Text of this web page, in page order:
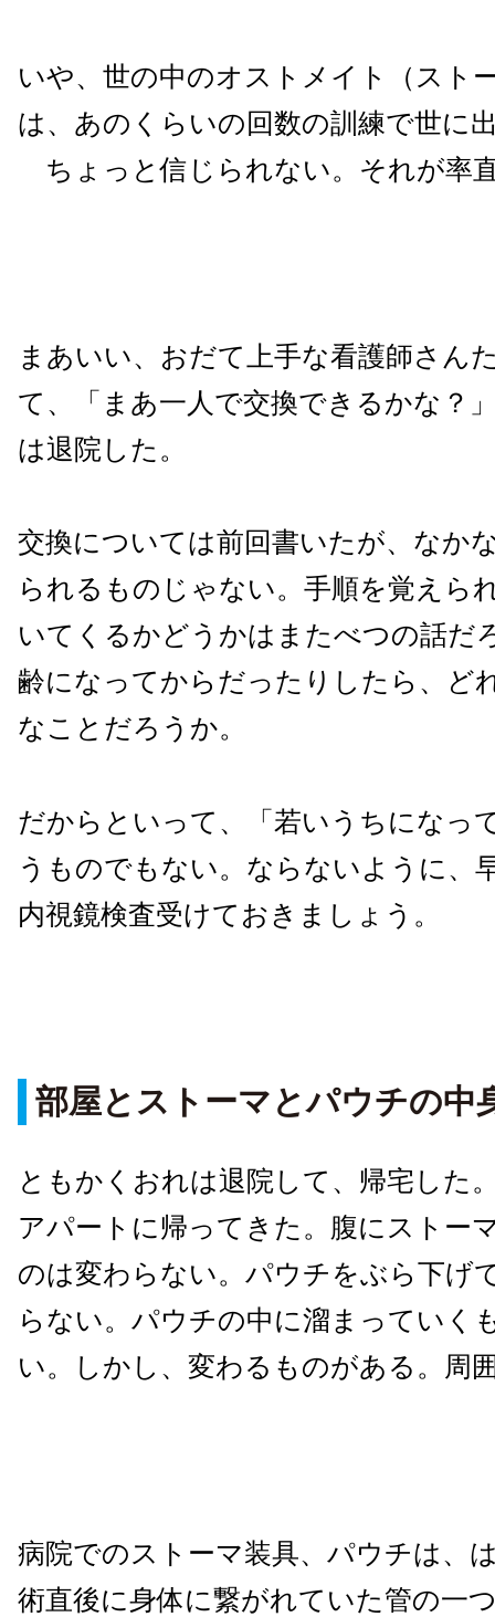
いや、世の中のオストメイト（スト
は、あのくらいの回数の訓練で世に
ちょっと信じられない。それが率
まあいい、おだて上手な看護師さん
て、「まあ一人で交換できるかな？
は退院した。
交換については前回書いたが、なか
られるものじゃない。手順を覚えら
いてくるかどうかはまたべつの話だ
齢になってからだったりしたら、ど
なことだろうか。
だからといって、「若いうちになっ
うものでもない。ならないように、
内視鏡検査受けておきましょう。
部屋とストーマとパウチの中
ともかくおれは退院して、帰宅した
アパートに帰ってきた。腹にストー
のは変わらない。パウチをぶら下げ
らない。パウチの中に溜まっていく
い。しかし、変わるものがある。周
病院でのストーマ装具、パウチは、
術直後に身体に繋がれていた管の一